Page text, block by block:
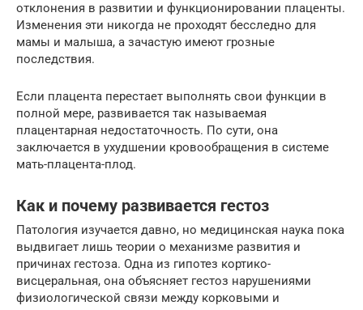
отклонения в развитии и функционировании плаценты.
Изменения эти никогда не проходят бесследно для
мамы и малыша, а зачастую имеют грозные
последствия.
Если плацента перестает выполнять свои функции в
полной мере, развивается так называемая
плацентарная недостаточность. По сути, она
заключается в ухудшении кровообращения в системе
мать-плацента-плод.
Как и почему развивается гестоз
Патология изучается давно, но медицинская наука пока
выдвигает лишь теории о механизме развития и
причинах гестоза. Одна из гипотез кортико-
висцеральная, она объясняет гестоз нарушениями
физиологической связи между корковыми и